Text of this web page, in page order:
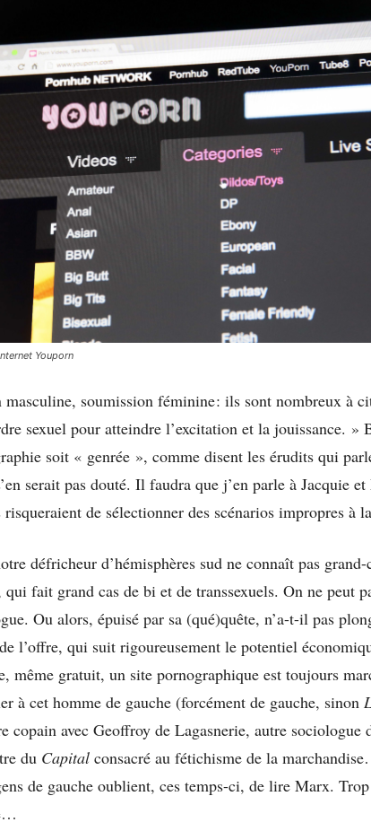
Youporn
soumission féminine : ils sont nombreux à
sexuel pour atteindre l’excitation et la jouissance. »
soit « genrée », comme disent les érudits qui
serait pas douté. Il faudra que j’en parle à Jacquie
de sélectionner des scénarios impropres à
défricheur d’hémisphères sud ne connaît pas
fait grand cas de bi et de transsexuels. On ne peut
Ou alors, épuisé par sa (qué)quête, n’a-t-il pas
l’offre, qui suit rigoureusement le potentiel
même gratuit, un site pornographique est toujours
à cet homme de gauche (forcément de gauche, sinon
copain avec Geoffroy de Lagasnerie, autre sociologue
du Capital consacré au fétichisme de la
de gauche oublient, ces temps-ci, de lire Marx.